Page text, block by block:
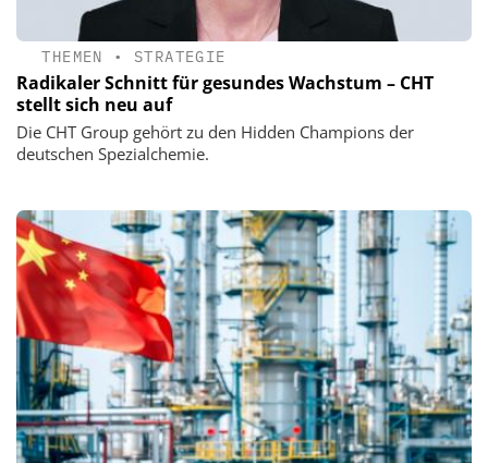
THEMEN • STRATEGIE
Radikaler Schnitt für gesundes Wachstum – CHT
stellt sich neu auf
Die CHT Group gehört zu den Hidden Champions der
deutschen Spezialchemie.